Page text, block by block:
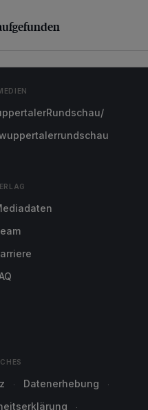
Datenerhebung